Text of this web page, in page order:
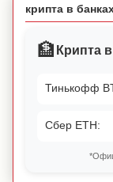
крипта в
🏦 Крипта
Тинькофф
Сбер ETH: